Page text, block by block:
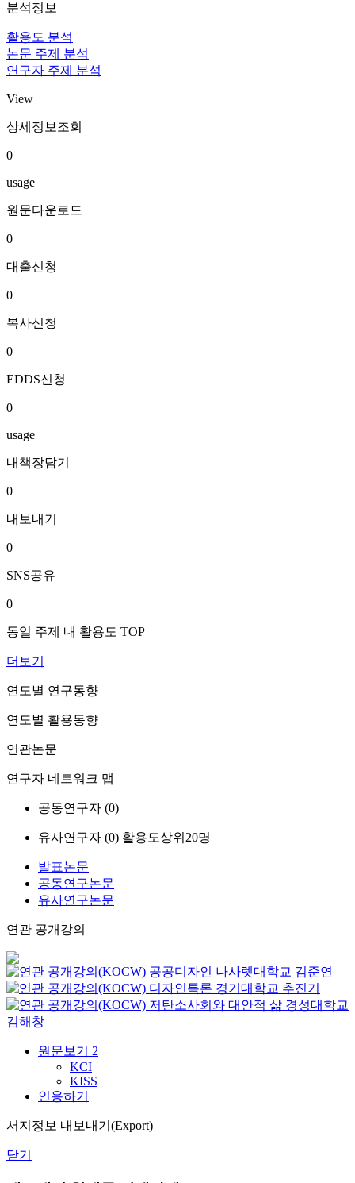
분석정보
활용도 분석
논문 주제 분석
연구자 주제 분석
View
상세정보조회
0
usage
원문다운로드
0
대출신청
0
복사신청
0
EDDS신청
0
usage
내책장담기
0
내보내기
0
SNS공유
0
동일 주제 내 활용도 TOP
더보기
연도별 연구동향
연도별 활용동향
연관논문
연구자 네트워크 맵
공동연구자 (0)
유사연구자 (0) 활용도상위20명
발표논문
공동연구논문
유사연구논문
연관 공개강의
공공디자인 나사렛대학교 김준연
디자인특론 경기대학교 추진기
저탄소사회와 대안적 삶 경성대학교
김해창
원문보기 2
KCI
KISS
인용하기
서지정보 내보내기(Export)
닫기